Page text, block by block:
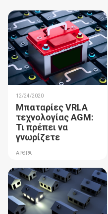
12/24/2020
Μπαταρίες VRLA
τεχνολογίας AGM:
Τι πρέπει να
γνωρίζετε
ΑΡΘΡΑ